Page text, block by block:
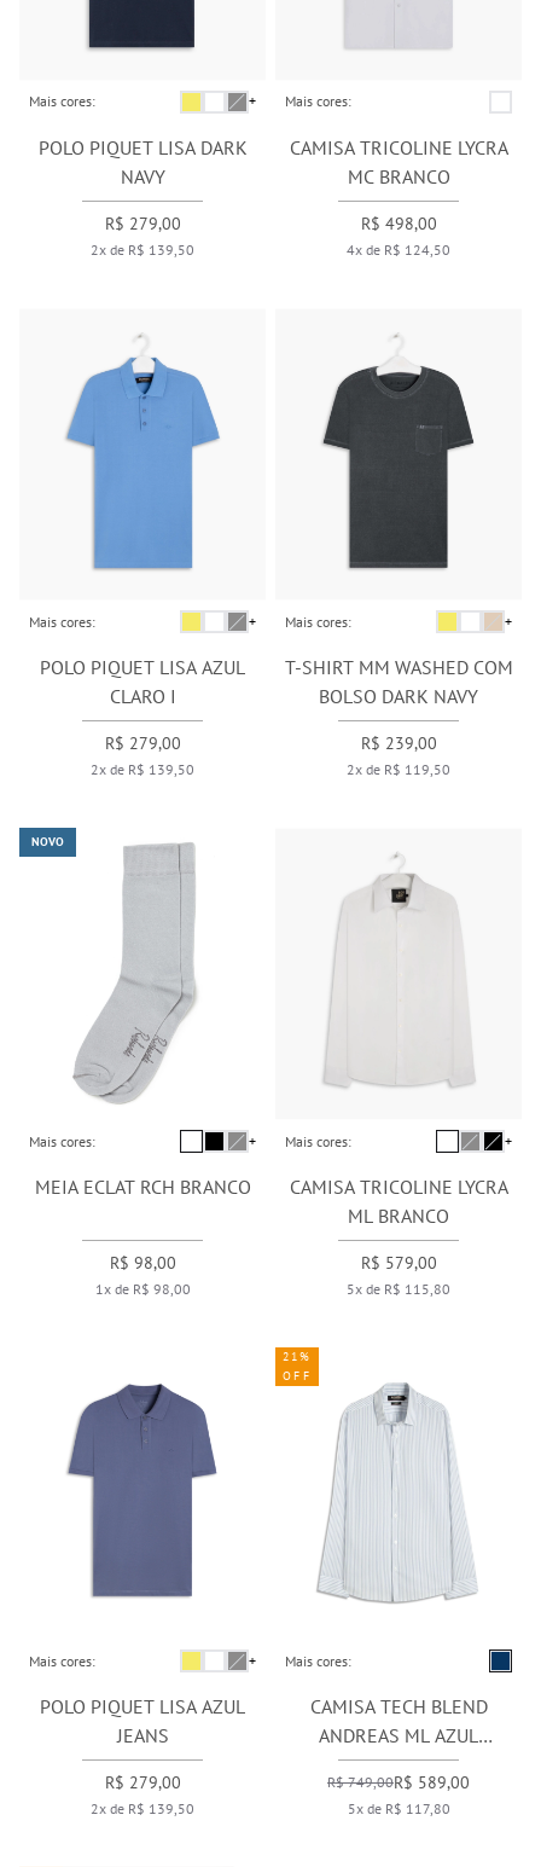
Mais cores: +
POLO PIQUET LISA DARK
NAVY
R$ 279,00
2x de R$ 139,50
Mais cores:
CAMISA TRICOLINE LYCRA
MC BRANCO
R$ 498,00
4x de R$ 124,50
Mais cores: +
POLO PIQUET LISA AZUL
CLARO I
R$ 279,00
2x de R$ 139,50
Mais cores: +
T-SHIRT MM WASHED COM
BOLSO DARK NAVY
R$ 239,00
2x de R$ 119,50
Mais cores: +
MEIA ECLAT RCH BRANCO
R$ 98,00
1x de R$ 98,00
NOVO
Mais cores: +
CAMISA TRICOLINE LYCRA
ML BRANCO
R$ 579,00
5x de R$ 115,80
Mais cores: +
POLO PIQUET LISA AZUL
JEANS
R$ 279,00
2x de R$ 139,50
Mais cores:
CAMISA TECH BLEND
ANDREAS ML AZUL
PERVANTE
R$ 749,00R$ 589,00
5x de R$ 117,80
21%
OFF